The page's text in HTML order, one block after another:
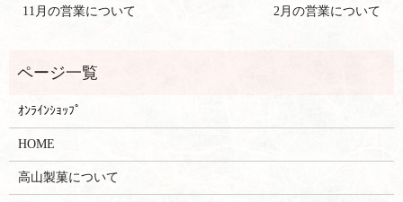
11月の営業について 2月の営業について
ｵﾝﾗｲﾝｼｮｯﾌﾟ
HOME
高山製菓について